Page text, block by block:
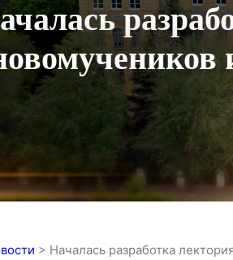
> Началась разработка